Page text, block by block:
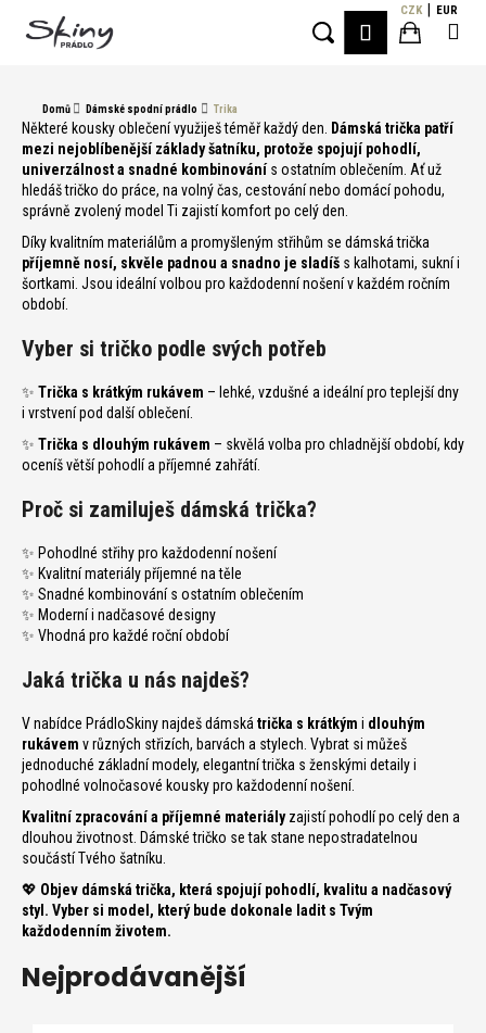
CZK EUR
Hledat
Nákupní
Domů Dámské spodní prádlo Trika
Některé kousky oblečení využiješ téměř každý den.
Dámská trička patří
mezi nejoblíbenější základy šatníku, protože spojují pohodlí,
univerzálnost a snadné kombinovánís ostatním oblečením. Ať už
hledáš tričko do práce, na volný čas, cestování nebo domácí pohodu,
správně zvolený model Ti zajistí komfort po celý den.
Díky kvalitním materiálům a promyšleným střihům se dámská trička
příjemně nosí, skvěle padnou a snadno je sladíš s kalhotami, sukní i
šortkami. Jsou ideální volbou pro každodenní nošení v každém ročním
období.
Vyber si tričko podle svých potřeb
✨ Trička s krátkým rukávem – lehké, vzdušné a ideální pro teplejší dny
i vrstvení pod další oblečení.
✨ Trička s dlouhým rukávem – skvělá volba pro chladnější období, kdy
oceníš větší pohodlí a příjemné zahřátí.
Proč si zamiluješ dámská trička?
✨ Pohodlné střihy pro každodenní nošení
✨ Kvalitní materiály příjemné na těle
✨ Snadné kombinování s ostatním oblečením
✨ Moderní i nadčasové designy
✨ Vhodná pro každé roční období
Jaká trička u nás najdeš?
V nabídce PrádloSkiny najdeš dámská trička s krátkým i dlouhým
rukávem v různých střizích, barvách a stylech. Vybrat si můžeš
jednoduché základní modely, elegantní trička s ženskými detaily i
pohodlné volnočasové kousky pro každodenní nošení.
Kvalitní zpracování a příjemné materiályzajistí pohodlí po celý den a
dlouhou životnost. Dámské tričko se tak stane nepostradatelnou
součástí Tvého šatníku.
💖 Objev dámská trička, která spojují pohodlí, kvalitu a nadčasový
styl. Vyber si model, který bude dokonale ladit s Tvým
každodenním životem.
Nejprodávanější
Zpět
Zpět
C
o
p
o
t
ř
e
b
u
j
e
t
e
n
a
j
í
t
?
D
o
p
o
r
č